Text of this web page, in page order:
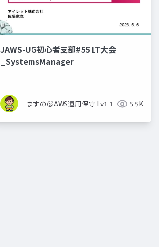
JAWS-UG初心者支部#55 LT大会
_SystemsManager
ますの＠AWS運用保守 Lv1.1 5.5K